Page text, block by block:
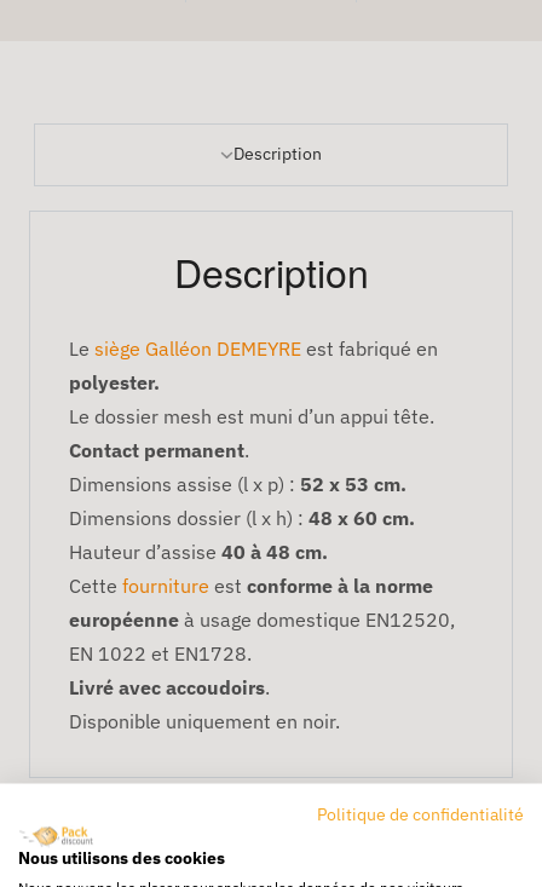
Description
Description
Le siège Galléon DEMEYRE est fabriqué en
polyester.
Le dossier mesh est muni d’un appui tête.
Contact permanent.
Dimensions assise (l x p) : 52 x 53 cm.
Dimensions dossier (l x h) : 48 x 60 cm.
Hauteur d’assise 40 à 48 cm.
Cette fourniture est conforme à la norme
européenne à usage domestique EN12520,
EN 1022 et EN1728.
Livré avec accoudoirs.
Disponible uniquement en noir.
Politique de confidentialité
Nous utilisons des cookies